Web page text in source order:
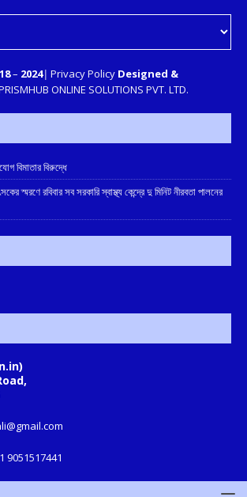
– 2024| Privacy Policy Designed &
ONLINE SOLUTIONS PVT. LTD.
বিমাতার বিরুদ্ধে
স্মরণে রবিবার সব সরকারি স্বাস্থ্য কেন্দ্রে দু মিনিট নীরবতা পালনের
9051517441